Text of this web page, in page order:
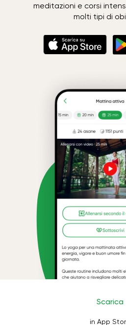
meditazioni e corsi
molti tipi di
Scarica
in App